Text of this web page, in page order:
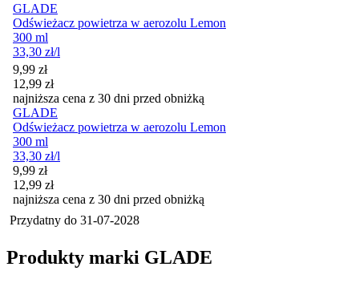
GLADE
Odświeżacz powietrza w aerozolu Lemon
300 ml
33,30 zł/l
Cena promocyjna
9,99 zł
12,99 zł
najniższa cena z 30 dni przed obniżką
GLADE
Odświeżacz powietrza w aerozolu Lemon
300 ml
33,30 zł/l
Cena promocyjna
9,99 zł
12,99 zł
najniższa cena z 30 dni przed obniżką
Przydatny do 31-07-2028
Produkty marki GLADE